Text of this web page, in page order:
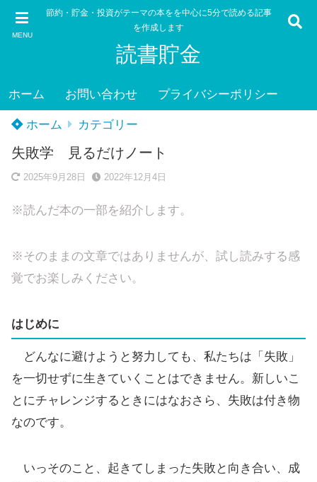
MENU
節約・貯金・投資がテーマの本をを中心に5分で読める記事
を作成します
読書貯金
ホーム お問い合わせ プライバシーポリシー
ホーム カテゴリー
失敗学 見るだけノート
2025年9月28日 2022年12月4日
※読んだ本の一部を紹介します。
※そのままの文章ではありませんが、試し読みする感
覚でお楽しみください。
はじめに
どんなに避けようと努力しても、私たちは「失敗」
を一切せずに生きていくことはできません。新しいこ
とにチャレンジするときにはなおさら、失敗は付き物
なのです。
いっそのこと、起きてしまった失敗と向き合い、成